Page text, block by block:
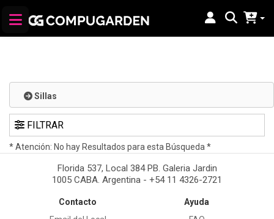
Sillas
FILTRAR
* Atención: No hay Resultados para esta Búsqueda *
Florida 537, Local 384 PB. Galeria Jardin
1005 CABA. Argentina - +54 11 4326-2721
Contacto
Ayuda